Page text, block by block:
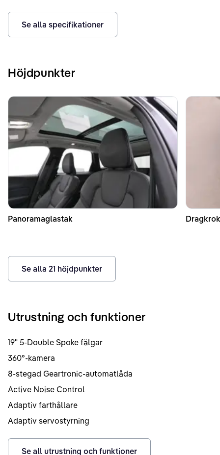
Se alla specifikationer
Höjdpunkter
Panoramaglastak
Se alla 21 höjdpunkter
Utrustning och funktioner
19" 5-Double Spoke fälgar
360°-kamera
8-stegad Geartronic-automatlåda
Active Noise Control
Adaptiv farthållare
Adaptiv servostyrning
Se all utrustning och funktioner